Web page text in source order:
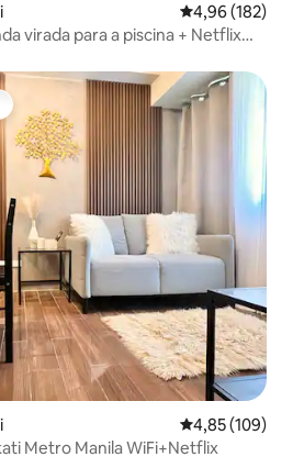
Classificação
4,96 (182)
virada para a piscina + Netflix
Classificação
4,85 (109)
Metro Manila WiFi+Netflix